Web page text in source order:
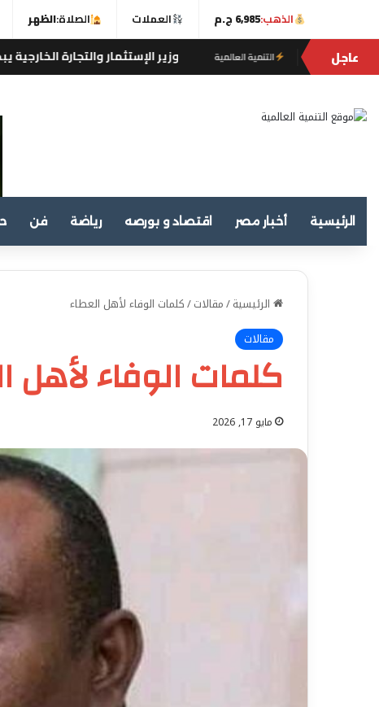
الذهب:6,985 ج.م العملات الصلاة:الظهر
عاجل
العالمية وزير الإستثمار والتجارة الخارجية يبحث مع وزير التجارة
الرئيسية أخبار مصر اقتصاد و بورصه رياضة فن
الرئيسية/مقالات/كلمات الوفاء لأهل العطاء
مقالات
كلمات الوفاء لأهل
مايو 17, 2026